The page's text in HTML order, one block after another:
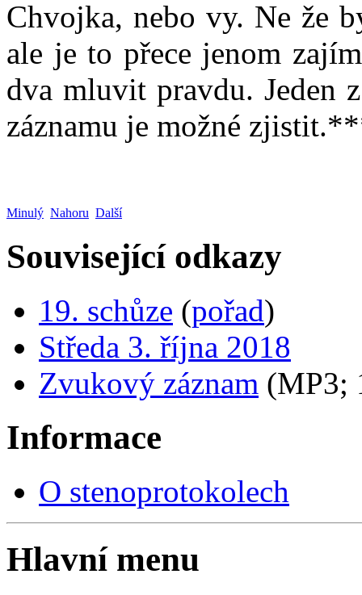
Chvojka, nebo vy. Ne že
ale je to přece jenom
dva mluvit pravdu. Jeden
záznamu je možné
Minulý Nahoru Další
Související odkazy
19. schůze (pořad)
Středa 3. října 2018
Zvukový záznam (MP3;
Informace
O stenoprotokolech
Hlavní menu